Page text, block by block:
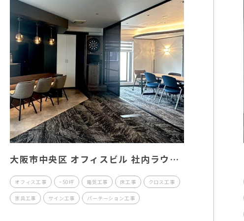
大阪市中央区 オフィスビル 社内ラウン
オフィス工事 ~50坪 電気工事 床工事 クロス工事
家具工事 サイン工事 パーテーション工事